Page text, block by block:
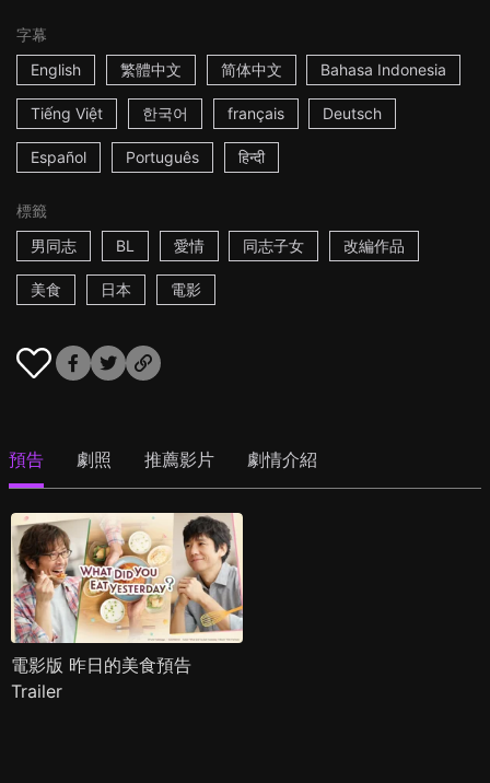
字幕
English
繁體中文 简体中文 Bahasa Indonesia
Tiếng Việt 한국어 français Deutsch
Español Português हिन्दी
標籤
男同志
BL 愛情 同志子女 改編作品
美食 日本 電影
預告 劇照 推薦影片 劇情介紹
電影版 昨日的美食預告
Trailer